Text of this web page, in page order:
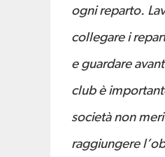
ogni reparto.
collegare i
e guardare
club è
società non
raggiungere